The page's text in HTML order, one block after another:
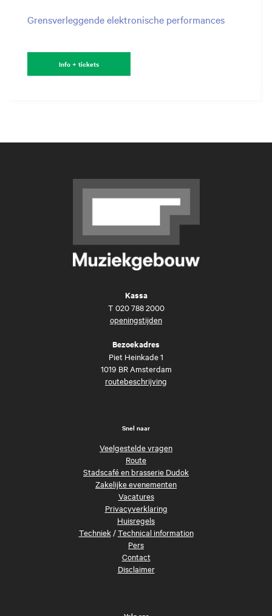
Grensverleggende elektronische performances
Info + tickets
Kassa
T 020 788 2000
openingstijden
Bezoekadres
Piet Heinkade 1
1019 BR Amsterdam
routebeschrijving
Snel naar
Veelgestelde vragen
Route
Stadscafé en brasserie Dudok
Zakelijke evenementen
Vacatures
Privacyverklaring
Huisregels
Techniek/Technical information
Pers
Contact
Disclaimer